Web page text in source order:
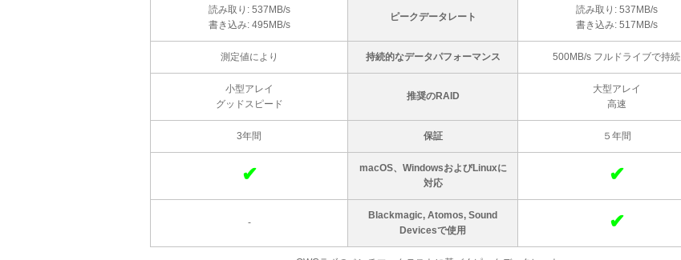
読み取り: 537MB/s
書き込み: 495MB/s
ピークデータレート
読み取り: 537MB/s
書き込み: 517MB/s
測定値により 持続的なデータパフォーマンス 500MB/s フルドライブで持続
小型アレイ
グッドスピード
推奨のRAID
大型アレイ
高速
3年間 保証 ５年間
✔
macOS、WindowsおよびLinuxに
対応
✔
-
Blackmagic, Atomos, Sound
Devicesで使用
✔